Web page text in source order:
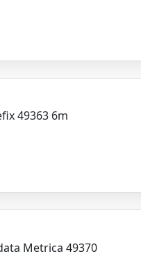
49363 6m
Metrica 49370